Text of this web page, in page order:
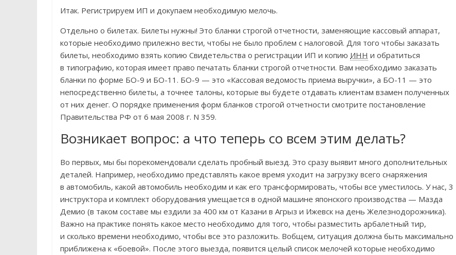
Итак. Регистрируем ИП и докупаем необходимую мелочь.
Отдельно о билетах. Билеты нужны! Это бланки строгой отчетности, заменяющие кассовый аппарат,
которые необходимо прилежно вести, чтобы не было проблем с налоговой. Для того чтобы заказать
билеты, необходимо взять копию Свидетельства о регистрации ИП и копию ИНН и обратиться
в типографию, которая имеет право печатать бланки строгой отчетности. Вам необходимо заказать
бланки по форме БО-9 и БО-11. БО-9 — это «Кассовая ведомость приема выручки», а БО-11 — это
непосредственно билеты, а точнее талоны, которые вы будете отдавать клиентам взамен полученных
от них денег. О порядке применения форм бланков строгой отчетности смотрите постановление
Правительства РФ от 6 мая 2008 г. N 359.
Возникает вопрос: а что теперь со всем этим делать?
Во первых, мы бы порекомендовали сделать пробный выезд. Это сразу выявит много дополнительных
деталей. Например, необходимо представлять какое время уходит на загрузку всего снаряжения
в автомобиль, какой автомобиль необходим и как его трансформировать, чтобы все уместилось. У нас, 3
инструктора и комплект оборудования умещается в одной машине японского производства — Мазда
Демио (в таком составе мы ездили за 400 км от Казани в Агрыз и Ижевск на день Железнодорожника).
Важно на практике понять какое место необходимо для того, чтобы разместить арбалетный тир,
и сколько времени необходимо, чтобы все это разложить. Вобщем, ситуация должна быть максимально
приближена к «боевой». После этого выезда, появится целый список мелочей которые необходимо